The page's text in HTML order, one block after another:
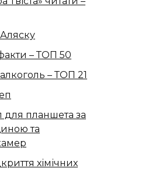
– ТОП 50
– ТОП 21
для планшета за
та
хімічних